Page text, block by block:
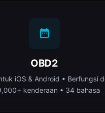
OBD2
iOS & Android • Berfungsi
kenderaan • 34 bahasa